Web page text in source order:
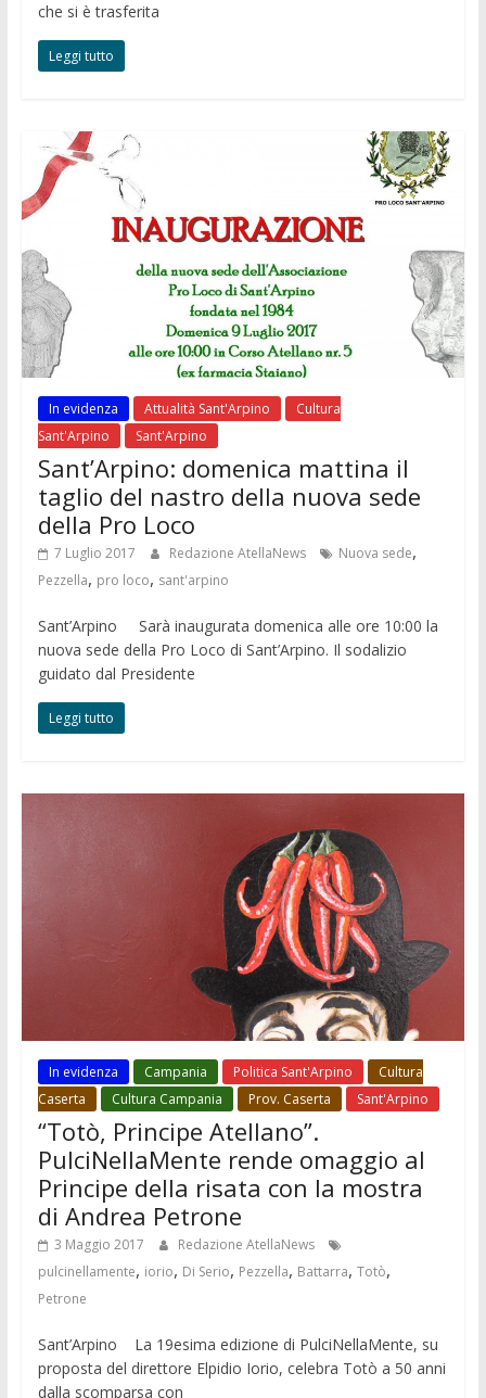
che si è trasferita
Leggi tutto
In evidenza Attualità Sant'Arpino
Cultura
Sant'Arpino
Sant'Arpino
Sant’Arpino: domenica mattina il
taglio del nastro della nuova sede
della Pro Loco
7 Luglio 2017 Redazione AtellaNews Nuova sede,
Pezzella, pro loco, sant'arpino
Sant’Arpino Sarà inaugurata domenica alle ore 10:00 la
nuova sede della Pro Loco di Sant’Arpino. Il sodalizio
guidato dal Presidente
Leggi tutto
In evidenza Campania Politica Sant'Arpino
Cultura
Caserta
Cultura Campania Prov. Caserta Sant'Arpino
“Totò, Principe Atellano”.
PulciNellaMente rende omaggio al
Principe della risata con la mostra
di Andrea Petrone
3 Maggio 2017
Redazione AtellaNews
pulcinellamente, iorio, Di Serio, Pezzella, Battarra, Totò,
Petrone
Sant’Arpino La 19esima edizione di PulciNellaMente, su
proposta del direttore Elpidio Iorio, celebra Totò a 50 anni
dalla scomparsa con